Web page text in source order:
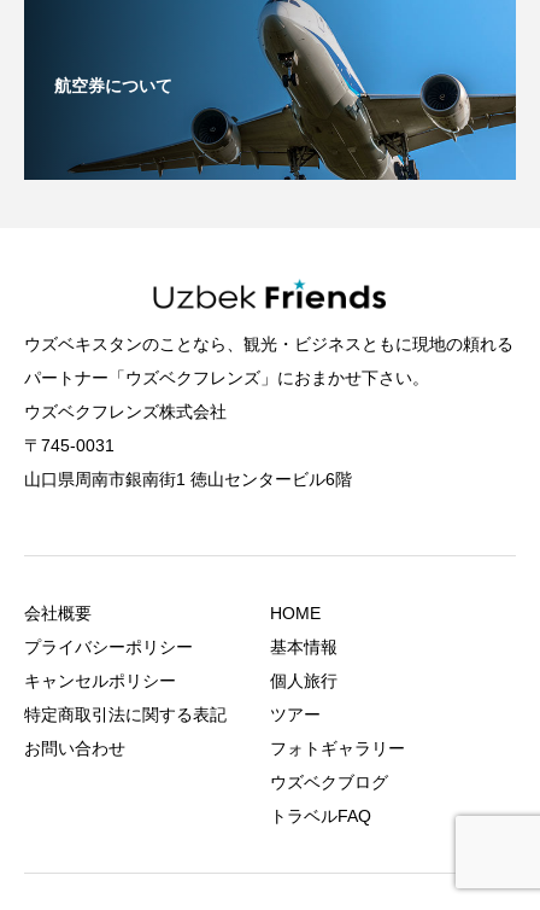
航空券について
ウズベキスタンのことなら、観光・ビジネスともに現地の頼れる
パートナー「ウズベクフレンズ」におまかせ下さい。
ウズベクフレンズ株式会社
〒745-0031
山口県周南市銀南街1 徳山センタービル6階
会社概要
プライバシーポリシー
キャンセルポリシー
特定商取引法に関する表記
お問い合わせ
HOME
基本情報
個人旅行
ツアー
フォトギャラリー
ウズベクブログ
トラベルFAQ